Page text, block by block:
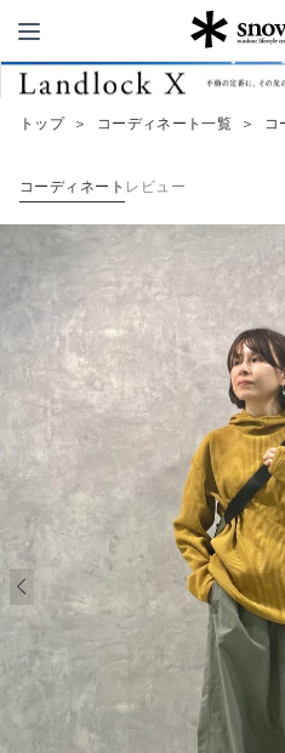
Snow
トップ ＞ コーディネート一覧 ＞ コ
コーディネート レビュー